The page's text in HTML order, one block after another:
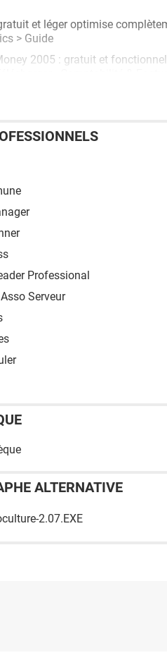
et léger optimise
> Guide
2005 : gratuit et
Professional
Serveur
ALTERNATIVE
2.07.EXE